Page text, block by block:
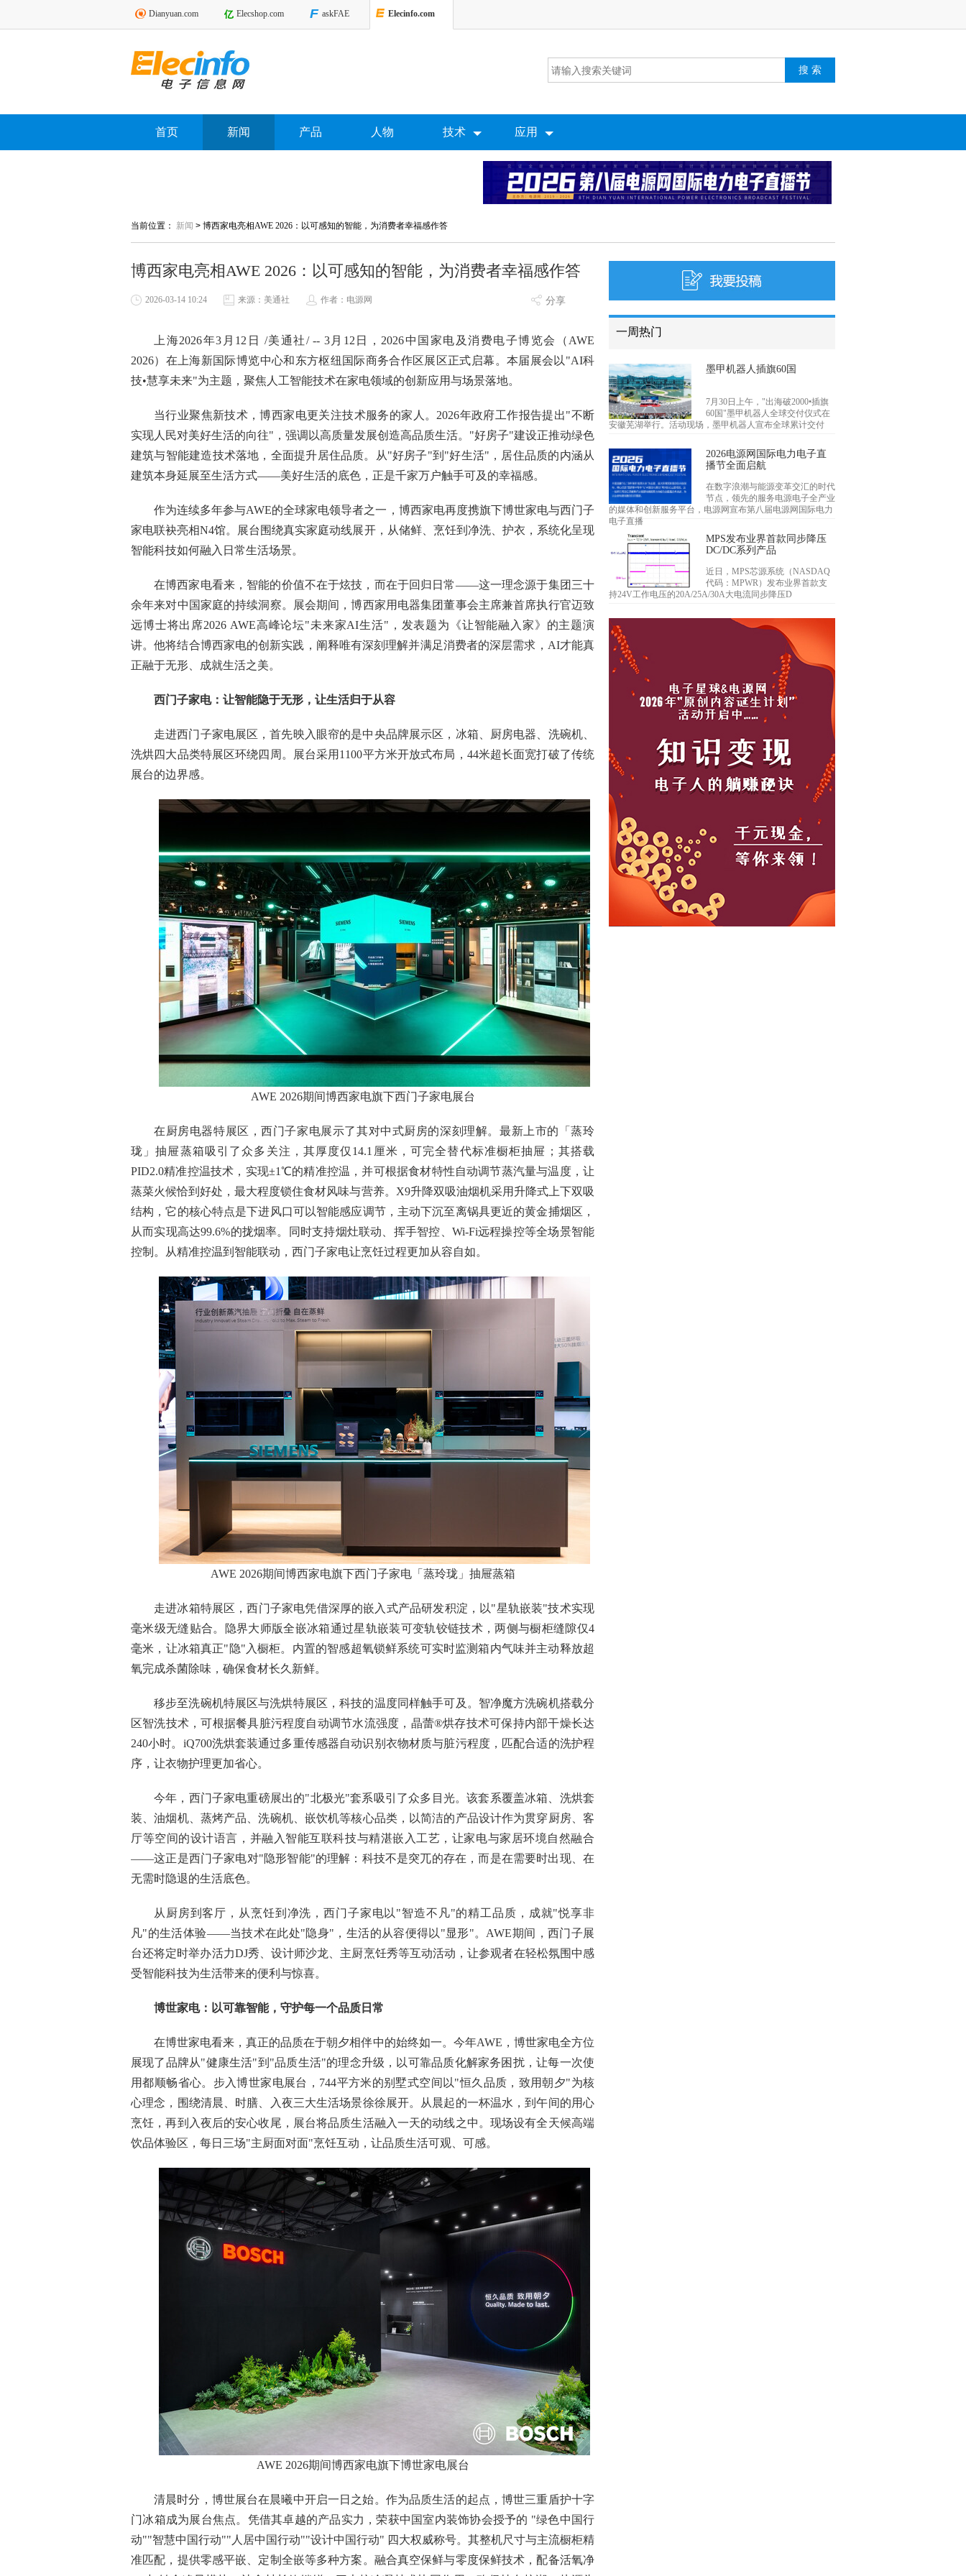
Dianyuan.com Elecshop.com askFAE Elecinfo.com
首页 新闻 产品 人物 技术 应用
当前位置： 新闻 > 博西家电亮相AWE 2026：以可感知的智能，为消费者幸福感作答
博西家电亮相AWE 2026：以可感知的智能，为消费者幸福感作答
2026-03-14 10:24 来源：美通社 作者：电源网 分享
上海2026年3月12日
/美通社/ -- 3月12日，2026中国家电及消费电子博览会（AWE
2026）在上海新国际博览中心和东方枢纽国际商务合作区展区正式启幕。本届展会以"AI科
技•慧享未来"为主题，聚焦人工智能技术在家电领域的创新应用与场景落地。
当行业聚焦新技术，博西家电更关注技术服务的家人。2026年政府工作报告提出"不断
实现人民对美好生活的向往"，强调以高质量发展创造高品质生活。"好房子"建设正推动绿色
建筑与智能建造技术落地，全面提升居住品质。从"好房子"到"好生活"，居住品质的内涵从
建筑本身延展至生活方式——美好生活的底色，正是千家万户触手可及的幸福感。
作为连续多年参与AWE的全球家电领导者之一，博西家电再度携旗下博世家电与西门子
家电联袂亮相N4馆。展台围绕真实家庭动线展开，从储鲜、烹饪到净洗、护衣，系统化呈现
智能科技如何融入日常生活场景。
在博西家电看来，智能的价值不在于炫技，而在于回归日常——这一理念源于集团三十
余年来对中国家庭的持续洞察。展会期间，博西家用电器集团董事会主席兼首席执行官迈致
远博士将出席2026 AWE高峰论坛"未来家AI生活"，发表题为《让智能融入家》的主题演
讲。他将结合博西家电的创新实践，阐释唯有深刻理解并满足消费者的深层需求，AI才能真
正融于无形、成就生活之美。
西门子家电：让智能隐于无形，让生活归于从容
走进西门子家电展区，首先映入眼帘的是中央品牌展示区，冰箱、厨房电器、洗碗机、
洗烘四大品类特展区环绕四周。展台采用1100平方米开放式布局，44米超长面宽打破了传统
展台的边界感。
AWE 2026期间博西家电旗下西门子家电展台
在厨房电器特展区，西门子家电展示了其对中式厨房的深刻理解。最新上市的「蒸玲
珑」抽屉蒸箱吸引了众多关注，其厚度仅14.1厘米，可完全替代标准橱柜抽屉；其搭载
PID2.0精准控温技术，实现±1℃的精准控温，并可根据食材特性自动调节蒸汽量与温度，让
蒸菜火候恰到好处，最大程度锁住食材风味与营养。X9升降双吸油烟机采用升降式上下双吸
结构，它的核心特点是下进风口可以智能感应调节，主动下沉至离锅具更近的黄金捕烟区，
从而实现高达99.6%的拢烟率。同时支持烟灶联动、挥手智控、Wi-Fi远程操控等全场景智能
控制。从精准控温到智能联动，西门子家电让烹饪过程更加从容自如。
AWE 2026期间博西家电旗下西门子家电「蒸玲珑」抽屉蒸箱
走进冰箱特展区，西门子家电凭借深厚的嵌入式产品研发积淀，以"星轨嵌装"技术实现
毫米级无缝贴合。隐界大师版全嵌冰箱通过星轨嵌装可变轨铰链技术，两侧与橱柜缝隙仅4
毫米，让冰箱真正"隐"入橱柜。内置的智感超氧锁鲜系统可实时监测箱内气味并主动释放超
氧完成杀菌除味，确保食材长久新鲜。
移步至洗碗机特展区与洗烘特展区，科技的温度同样触手可及。智净魔方洗碗机搭载分
区智洗技术，可根据餐具脏污程度自动调节水流强度，晶蕾®烘存技术可保持内部干燥长达
240小时。iQ700洗烘套装通过多重传感器自动识别衣物材质与脏污程度，匹配合适的洗护程
序，让衣物护理更加省心。
今年，西门子家电重磅展出的"北极光"套系吸引了众多目光。该套系覆盖冰箱、洗烘套
装、油烟机、蒸烤产品、洗碗机、嵌饮机等核心品类，以简洁的产品设计作为贯穿厨房、客
厅等空间的设计语言，并融入智能互联科技与精湛嵌入工艺，让家电与家居环境自然融合
——这正是西门子家电对"隐形智能"的理解：科技不是突兀的存在，而是在需要时出现、在
无需时隐退的生活底色。
从厨房到客厅，从烹饪到净洗，西门子家电以"智造不凡"的精工品质，成就"悦享非
凡"的生活体验——当技术在此处"隐身"，生活的从容便得以"显形"。AWE期间，西门子展
台还将定时举办活力DJ秀、设计师沙龙、主厨烹饪秀等互动活动，让参观者在轻松氛围中感
受智能科技为生活带来的便利与惊喜。
博世家电：以可靠智能，守护每一个品质日常
在博世家电看来，真正的品质在于朝夕相伴中的始终如一。今年AWE，博世家电全方位
展现了品牌从"健康生活"到"品质生活"的理念升级，以可靠品质化解家务困扰，让每一次使
用都顺畅省心。步入博世家电展台，744平方米的别墅式空间以"恒久品质，致用朝夕"为核
心理念，围绕清晨、时膳、入夜三大生活场景徐徐展开。从晨起的一杯温水，到午间的用心
烹饪，再到入夜后的安心收尾，展台将品质生活融入一天的动线之中。现场设有全天候高端
饮品体验区，每日三场"主厨面对面"烹饪互动，让品质生活可观、可感。
AWE 2026期间博西家电旗下博世家电展台
清晨时分，博世展台在晨曦中开启一日之始。作为品质生活的起点，博世三重盾护十字
门冰箱成为展台焦点。凭借其卓越的产品实力，荣获中国室内装饰协会授予的 "绿色中国行
动""智慧中国行动""人居中国行动""设计中国行动" 四大权威称号。其整机尺寸与主流橱柜精
准匹配，提供零感平嵌、定制全嵌等多种方案。融合真空保鲜与零度保鲜技术，配备活氧净
一周热门
墨甲机器人插旗60国
7月30日上午，"出海破2000•插旗
60国"墨甲机器人全球交付仪式在
安徽芜湖举行。活动现场，墨甲机器人宣布全球累计交付
2026电源网国际电力电子直
播节全面启航
在数字浪潮与能源变革交汇的时代
节点，领先的服务电源电子全产业
的媒体和创新服务平台，电源网宣布第八届电源网国际电力
电子直播
MPS发布业界首款同步降压
DC/DC系列产品
近日，MPS芯源系统（NASDAQ
代码：MPWR）发布业界首款支
持24V工作电压的20A/25A/30A大电流同步降压D